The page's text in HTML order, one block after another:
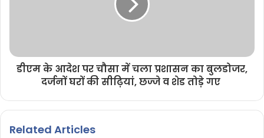
डीएम के आदेश पर चौसा में चला प्रशासन का बुलडोजर,
दर्जनों घरों की सीढ़ियां, छज्जे व शेड तोड़े गए
Related Articles